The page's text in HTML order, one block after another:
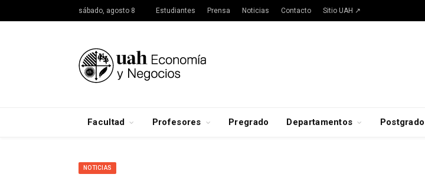
sábado, agosto 8 Estudiantes Prensa Noticias Contacto Sitio UAH ↗
Facultad Profesores Pregrado Departamentos Postgrado
NOTICIAS